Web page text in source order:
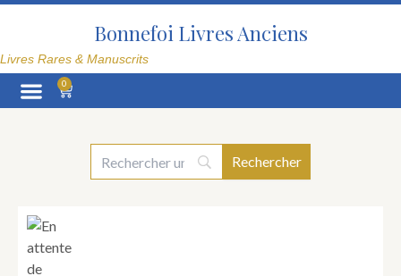
Aller
Bonnefoi Livres Anciens
Livres Rares & Manuscrits
0
Panier